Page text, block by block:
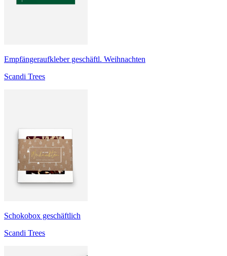
Empfängeraufkleber geschäftl. Weihnachten
Scandi Trees
Schokobox geschäftlich
Scandi Trees